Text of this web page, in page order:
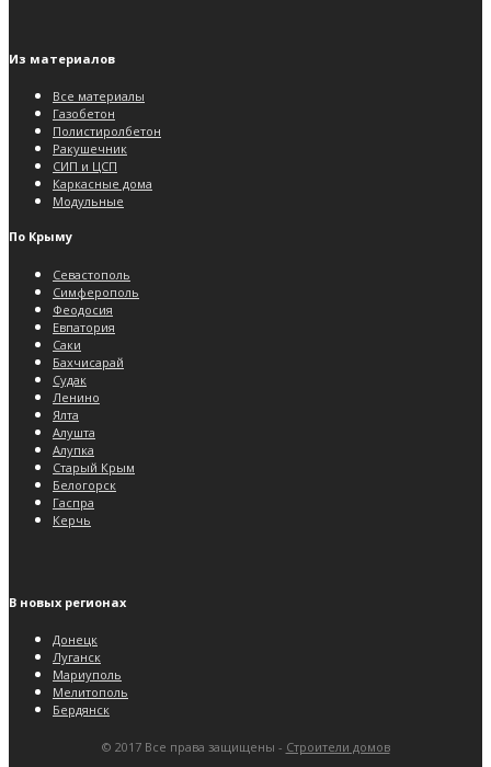
Из материалов
Все материалы
Газобетон
Полистиролбетон
Ракушечник
СИП и ЦСП
Каркасные дома
Модульные
По Крыму
Севастополь
Симферополь
Феодосия
Евпатория
Саки
Бахчисарай
Судак
Ленино
Ялта
Алушта
Алупка
Старый Крым
Белогорск
Гаспра
Керчь
В новых регионах
Донецк
Луганск
Мариуполь
Мелитополь
Бердянск
© 2017 Все права защищены - Строители домов